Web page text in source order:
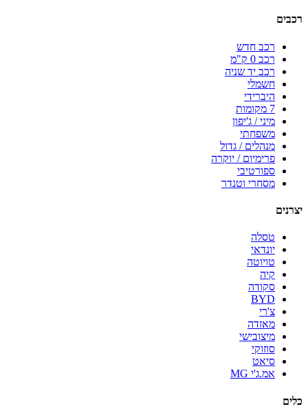
רכבים
רכב חדש
רכב 0 ק"מ
רכב יד שניה
חשמלי
היברידי
7 מקומות
מיני / ג'יפון
משפחתי
מנהלים / גדול
פרימיום / יוקרה
ספורטיבי
מסחרי וטנדר
יצרנים
טסלה
יונדאי
טויוטה
קיה
סקודה
BYD
צ'רי
מאזדה
מיצובישי
סוזוקי
סיאט
אמ.ג'י MG
כלים